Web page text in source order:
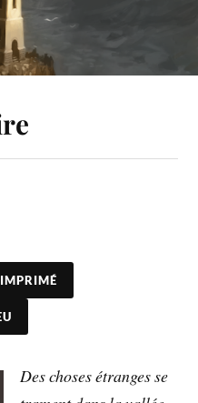
Des choses étranges se